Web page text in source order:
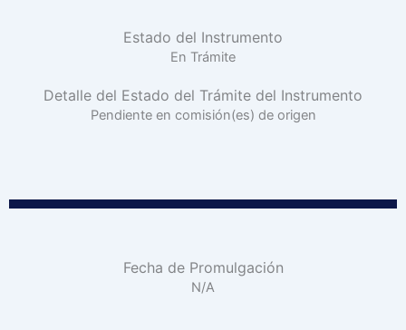
Estado del Instrumento
En Trámite
Detalle del Estado del Trámite del Instrumento
Pendiente en comisión(es) de origen
Fecha de Promulgación
N/A